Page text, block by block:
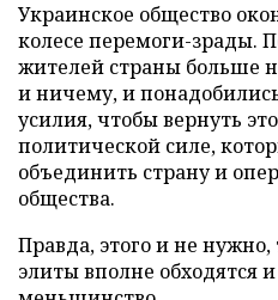
Украинское общество
колесе перемоги-зрады.
жителей страны больше
и ничему, и
усилия, чтобы вернуть
политической силе,
объединить страну и
общества.
Правда, этого и не
элиты вполне обходятся